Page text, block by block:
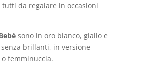
da regalare in occasioni
sono in oro bianco, giallo e
senza brillanti, in versione
femminuccia.